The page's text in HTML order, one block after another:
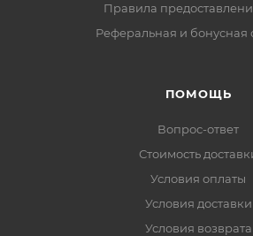
Правила
Реферальная и бонусная
ПОМОЩЬ
Вопрос-ответ
Стоимость
Условия оплаты
Условия доставки
Условия возврата